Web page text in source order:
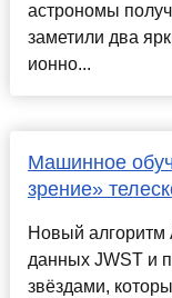
астрономы
заметили два
ионно...
Машинное
зрение»
Новый алгоритм
данных JWST и
звёздами,